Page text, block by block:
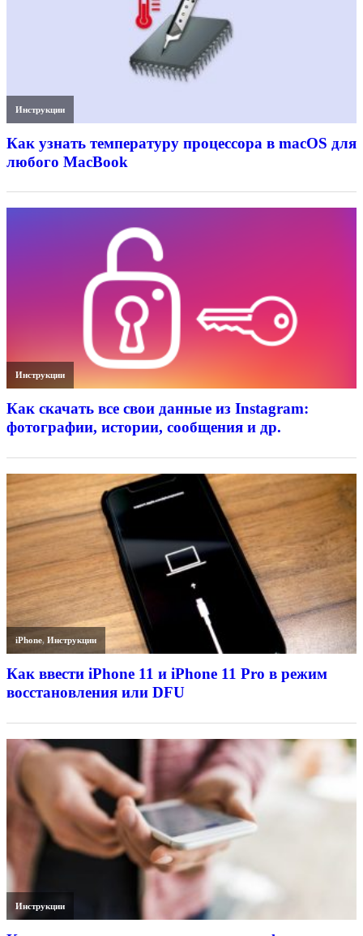
Инструкции
Как узнать температуру процессора в macOS для
любого MacBook
Инструкции
Как скачать все свои данные из Instagram:
фотографии, истории, сообщения и др.
iPhone,Инструкции
Как ввести iPhone 11 и iPhone 11 Pro в режим
восстановления или DFU
Инструкции